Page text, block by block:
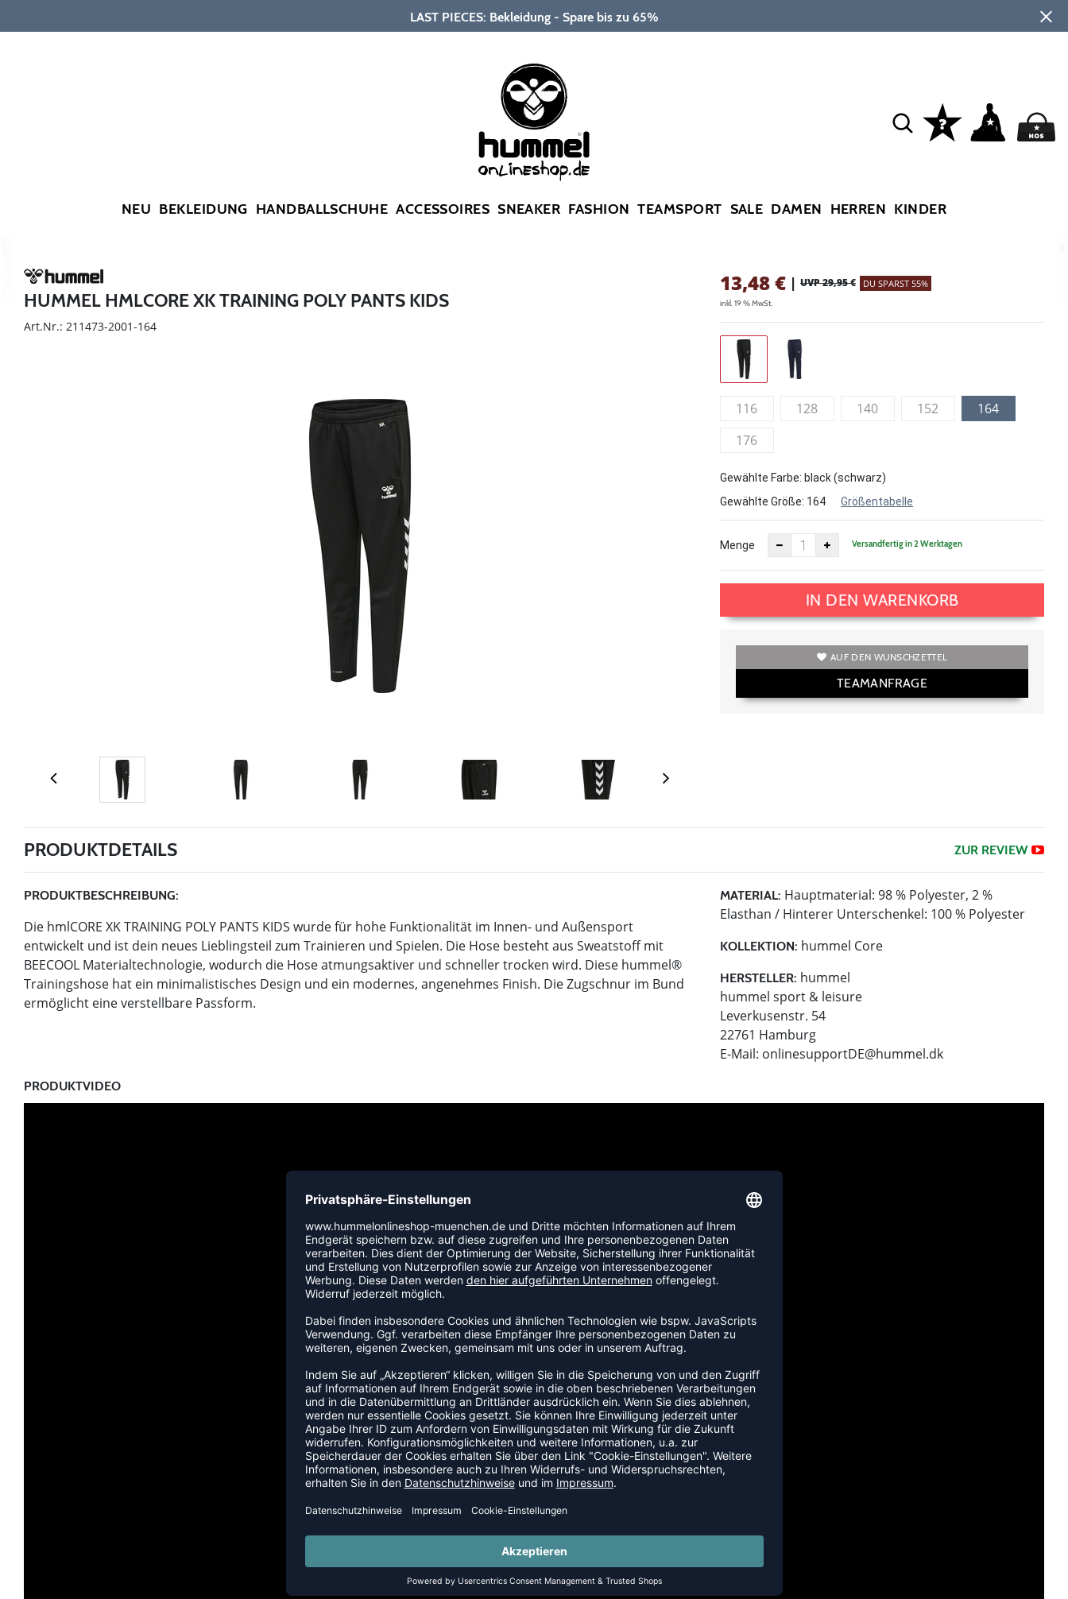
LAST PIECES: Bekleidung - Spare bis zu 65%
NEU BEKLEIDUNG HANDBALLSCHUHE ACCESSOIRES SNEAKER FASHION TEAMSPORT SALE DAMEN HERREN KINDER
HUMMEL HMLCORE XK TRAINING POLY PANTS KIDS
Art.Nr.: 211473-2001-164
13,48€ | UVP 29,95 € DU SPARST 55%
inkl. 19 % MwSt.
116 128 140 152
164
176
Gewählte Farbe: black (schwarz)
Gewählte Größe: 164 Größentabelle
Menge Versandfertig in 2 Werktagen
IN DEN WARENKORB
AUF DEN WUNSCHZETTEL
TEAMANFRAGE
PRODUKTDETAILS ZUR REVIEW
PRODUKTBESCHREIBUNG:
Die hmlCORE XK TRAINING POLY PANTS KIDS wurde für hohe Funktionalität im Innen- und Außensport
entwickelt und ist dein neues Lieblingsteil zum Trainieren und Spielen. Die Hose besteht aus Sweatstoff mit
BEECOOL Materialtechnologie, wodurch die Hose atmungsaktiver und schneller trocken wird. Diese hummel®
Trainingshose hat ein minimalistisches Design und ein modernes, angenehmes Finish. Die Zugschnur im Bund
ermöglicht eine verstellbare Passform.
MATERIAL: Hauptmaterial: 98 % Polyester, 2 %
Elasthan / Hinterer Unterschenkel: 100 % Polyester
KOLLEKTION: hummel Core
HERSTELLER: hummel
hummel sport & leisure
Leverkusenstr. 54
22761 Hamburg
E-Mail: onlinesupportDE@hummel.dk
PRODUKTVIDEO